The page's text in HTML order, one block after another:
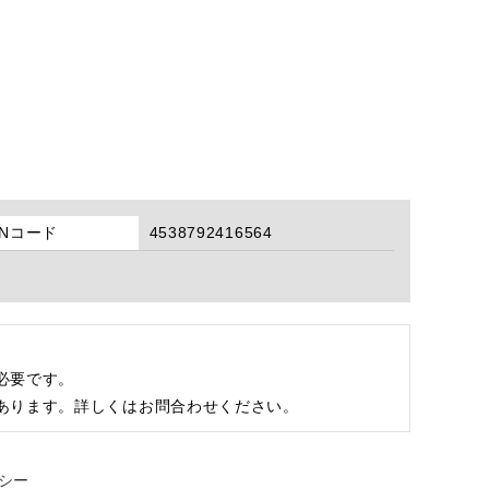
コード 4538792416564
です。
ます。詳しくはお問合わせください。
ー